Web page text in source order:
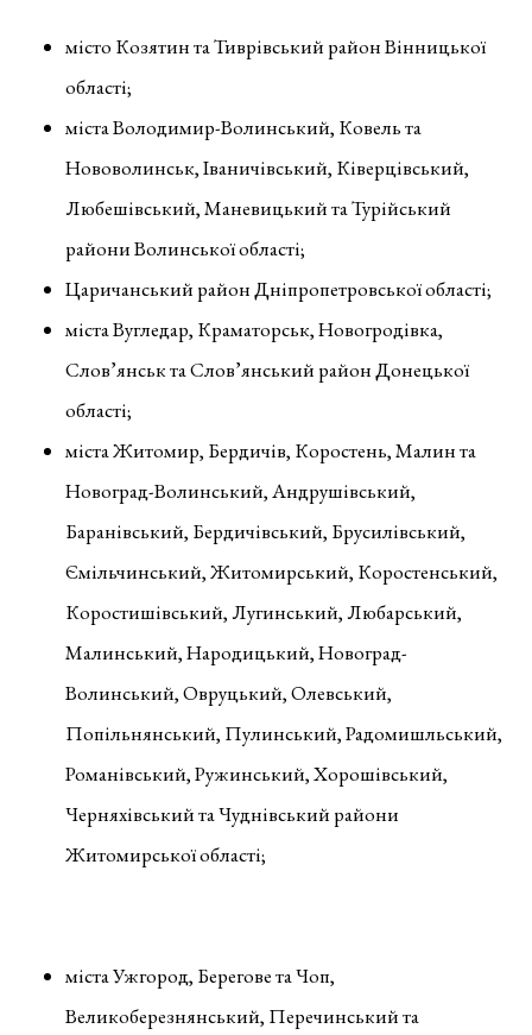
місто Козятин та Тиврівський район Вінницької
області;
міста Володимир-Волинський, Ковель та
Нововолинськ, Іваничівський, Ківерцівський,
Любешівський, Маневицький та Турійський
райони Волинської області;
Царичанський район Дніпропетровської області;
міста Вугледар, Краматорськ, Новогродівка,
Слов’янськ та Слов’янський район Донецької
області;
міста Житомир, Бердичів, Коростень, Малин та
Новоград-Волинський, Андрушівський,
Баранівський, Бердичівський, Брусилівський,
Ємільчинський, Житомирський, Коростенський,
Коростишівський, Лугинський, Любарський,
Малинський, Народицький, Новоград-
Волинський, Овруцький, Олевський,
Попільнянський, Пулинський, Радомишльський,
Романівський, Ружинський, Хорошівський,
Черняхівський та Чуднівський райони
Житомирської області;
міста Ужгород, Берегове та Чоп,
Великоберезнянський, Перечинський та